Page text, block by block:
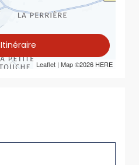
Leaflet | Map ©2026 HERE
Itinéraire